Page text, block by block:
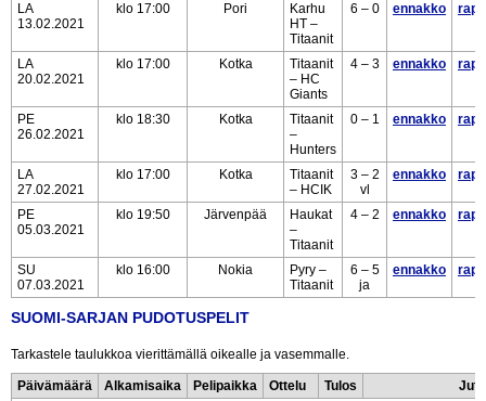
LA
13.02.2021
klo 17:00 Pori
Karhu
HT –
Titaanit
6 – 0 ennakko
LA
20.02.2021
klo 17:00 Kotka
Titaanit
– HC
Giants
4 – 3 ennakko
PE
26.02.2021
klo 18:30 Kotka
Titaanit
–
Hunters
0 – 1 ennakko
LA
27.02.2021
klo 17:00 Kotka
Titaanit
– HCIK
3 – 2
vl
ennakko
PE
05.03.2021
klo 19:50 Järvenpää
Haukat
–
Titaanit
4 – 2 ennakko
SU
07.03.2021
klo 16:00 Nokia
Pyry –
Titaanit
6 – 5
ja
ennakko
SUOMI-SARJAN PUDOTUSPELIT
Tarkastele taulukkoa vierittämällä oikealle ja vasemmalle.
Päivämäärä Alkamisaika Pelipaikka Ottelu Tulos